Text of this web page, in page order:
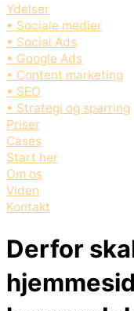
Ydelser
• Sociale medier
• Social Ads
• Google Ads
• Content marketing
• SEO
• Strategi og sparring
Priser
Cases
Start her
Om os
Viden
Kontakt
Derfor